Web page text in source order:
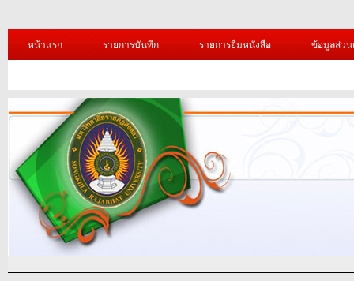
หน้าแรก รายการบันทึก รายการยืมหนังสือ ข้อมูลส่ว